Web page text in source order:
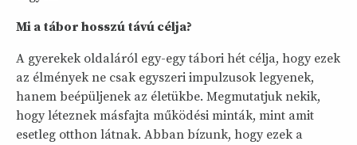
Mi a tábor hosszú távú célja?
A gyerekek oldaláról egy-egy tábori hét célja, hogy ezek
az élmények ne csak egyszeri impulzusok legyenek,
hanem beépüljenek az életükbe. Megmutatjuk nekik,
hogy léteznek másfajta működési minták, mint amit
esetleg otthon látnak. Abban bízunk, hogy ezek a